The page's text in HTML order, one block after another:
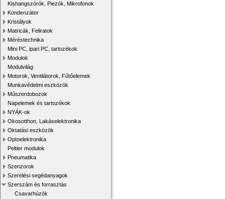
Kishangszórók, Piezók, Mikrofonok
Kondenzátor
Kristályok
Matricák, Feliratok
Méréstechnika
Mini PC, ipari PC, tartozékok
Modulok
Modulvilág
Motorok, Ventilátorok, Fűtőelemek
Munkavédelmi eszközök
Műszerdobozok
Napelemek és tartozékok
NYÁK-ok
Okosotthon, Lakáselektronika
Oktatási eszközök
Optoelektronika
Peltier modulok
Pneumatika
Szenzorok
Szerelési segédanyagok
Szerszám és forrasztás
Csavarhúzók